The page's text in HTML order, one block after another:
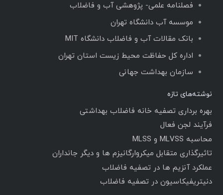
فصلنامه علمی- پژوهشی آب و فاضلاب
موسسه آب دانشگاه تهران
بانک مقالات آب و فاضلاب دانشگاه MIT
اداره کل حفاظت محیط زیست استان تهران
سازمان بهداشت جهانی
نوشته‌های تازه
بهره برداری تصفیه خانه فاضلاب بهداشتی
فرآیند لجن فعال
محاسبه MLVSS و MLSS
تاثیرگذاری متقابل میکروارگانیزم ها و دیگر جانداران
عملکرد آنزیم ها در تصفیه فاضلاب
دنیتریفیکاسیون در تصفیه فاضلاب